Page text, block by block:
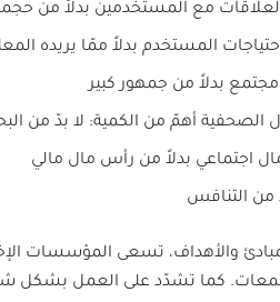
العلاقات مع المستخدمين بدلاً من
احتياجات المستخدم بدلاً ممّا يريده
مجتمع بدلاً من جمهور كبير
الصحفية أهمّ من الكمية: لا بدّ من
اجتماعي بدلاً من رأس مال مالي
من التنافس
والأهداف، تسعى المؤسسات
كما تشدّد على العمل بشكل